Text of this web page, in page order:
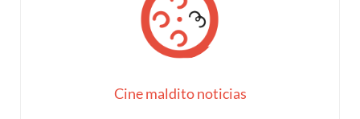
Cine maldito noticias